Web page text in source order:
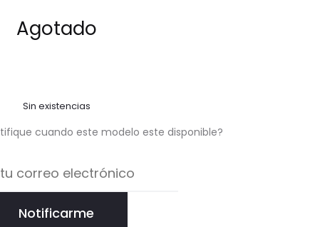
Agotado
Sin existencias
cuando este modelo este disponible?
Notificarme